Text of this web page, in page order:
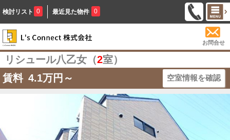
検討リスト 0 最近見た物件 0
お問合せ
リシュール八乙女（2室）
賃料 4.1万円～ 空室情報を確認